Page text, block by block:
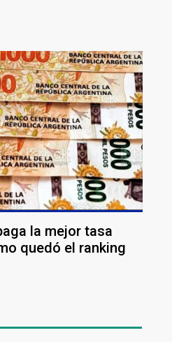
la mejor tasa
quedó el ranking